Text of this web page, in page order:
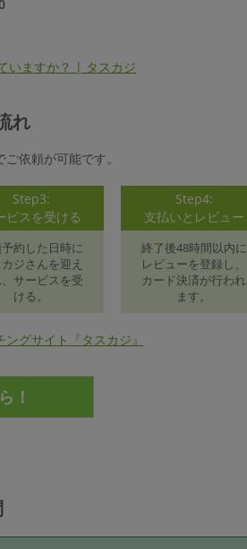
いますか？ | タスカジ
れ
依頼が可能です。
Step3:
ビスを受ける
約した日時に
ジさんを迎え
、サービスを受
ける。
Step4:
支払いとレビュー
終了後48時間以内に
レビューを登録し、
カード決済が行われ
ます。
グサイト『タスカジ』